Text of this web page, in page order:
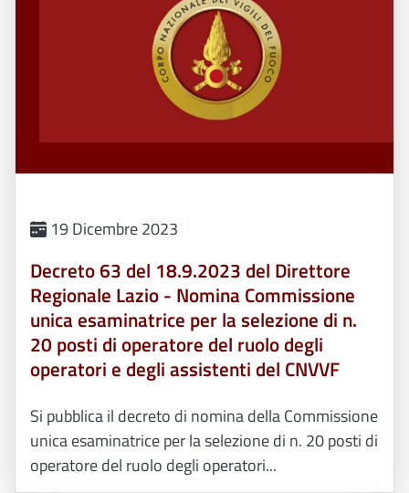
19 Dicembre 2023
Decreto 63 del 18.9.2023 del Direttore
Regionale Lazio - Nomina Commissione
unica esaminatrice per la selezione di n.
20 posti di operatore del ruolo degli
operatori e degli assistenti del CNVVF
Si pubblica il decreto di nomina della Commissione
unica esaminatrice per la selezione di n. 20 posti di
operatore del ruolo degli operatori...